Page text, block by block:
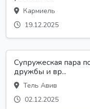
Кармиель
19.12.2025
Супружеская пара
дружбы и вр...
Тель Авив
02.12.2025